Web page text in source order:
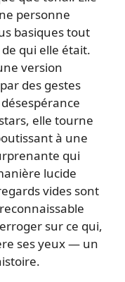
personne
basiques tout
qui elle était.
version
des gestes
elle tourne
à une
qui
lucide
vides sont
sur ce qui,
ses yeux — un